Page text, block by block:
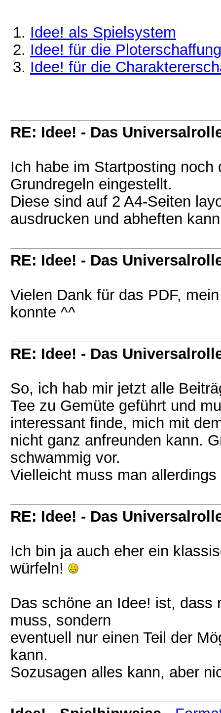
Idee! als Spielsystem
Idee! für die Ploterschaffung
Idee! für die
RE: Idee! - Das
Ich habe im Startposting
Grundregeln eingestellt.
Diese sind auf 2 A4-Seiten
ausdrucken und abheften
RE: Idee! - Das
Vielen Dank für das PDF,
konnte ^^
RE: Idee! - Das
So, ich hab mir jetzt alle
Tee zu Gemüte geführt und
interessant finde, mich mit
nicht ganz anfreunden kann.
schwammig vor.
Vielleicht muss man
RE: Idee! - Das
Ich bin ja auch eher ein
würfeln!
Das schöne an Idee! ist, dass
muss, sondern
eventuell nur einen Teil der
kann.
Sozusagen alles kann, aber